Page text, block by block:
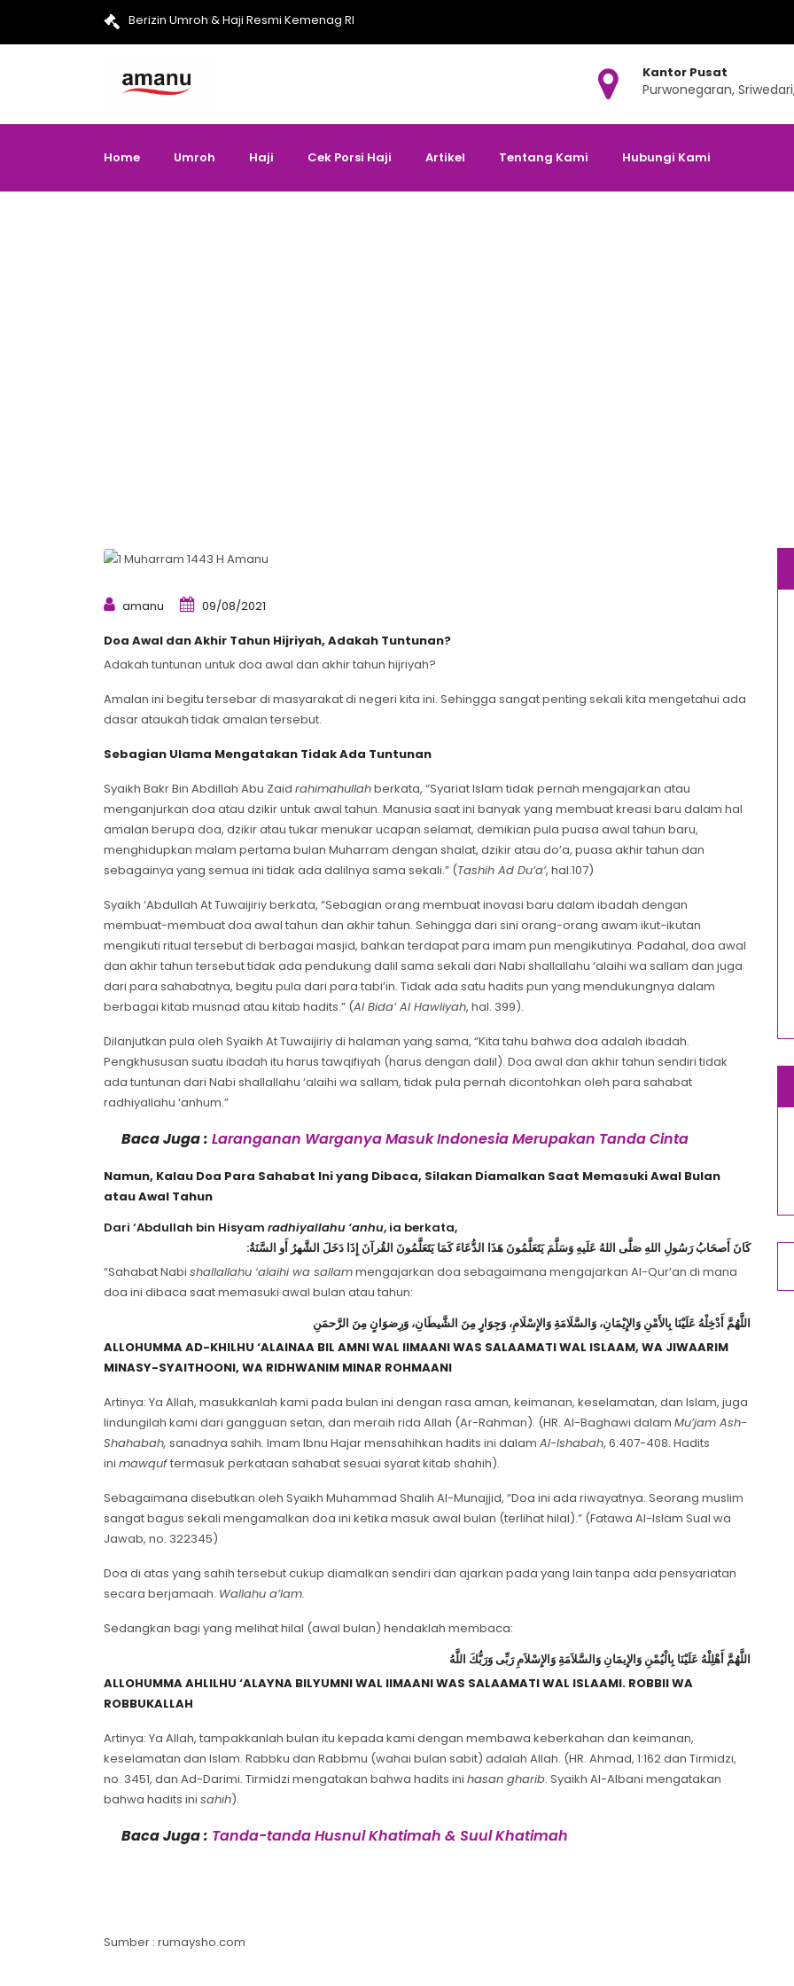
Berizin Umroh & Haji Resmi Kemenag RI
Kantor Pusat
Purwonegaran,
Home Umroh Haji Cek Porsi Haji Artikel Tentang Kami Hubungi Kami
amanu 09/08/2021
Doa Awal dan Akhir Tahun Hijriyah, Adakah Tuntunan?
Adakah tuntunan untuk doa awal dan akhir tahun hijriyah?
Amalan ini begitu tersebar di masyarakat di negeri kita ini. Sehingga sangat penting sekali kita mengetahui ada
dasar ataukah tidak amalan tersebut.
Sebagian Ulama Mengatakan Tidak Ada Tuntunan
Syaikh Bakr Bin Abdillah Abu Zaid rahimahullahberkata, “Syariat Islam tidak pernah mengajarkan atau
menganjurkan doa atau dzikir untuk awal tahun. Manusia saat ini banyak yang membuat kreasi baru dalam hal
amalan berupa doa, dzikir atau tukar menukar ucapan selamat, demikian pula puasa awal tahun baru,
menghidupkan malam pertama bulan Muharram dengan shalat, dzikir atau do’a, puasa akhir tahun dan
sebagainya yang semua ini tidak ada dalilnya sama sekali.” (Tashih Ad Du’a’, hal.107)
Syaikh ‘Abdullah At Tuwaijiriy berkata, “Sebagian orang membuat inovasi baru dalam ibadah dengan
membuat-membuat doa awal tahun dan akhir tahun. Sehingga dari sini orang-orang awam ikut-ikutan
mengikuti ritual tersebut di berbagai masjid, bahkan terdapat para imam pun mengikutinya. Padahal, doa awal
dan akhir tahun tersebut tidak ada pendukung dalil sama sekali dari Nabi shallallahu ‘alaihi wa sallam dan juga
dari para sahabatnya, begitu pula dari para tabi’in. Tidak ada satu hadits pun yang mendukungnya dalam
berbagai kitab musnad atau kitab hadits.” (Al Bida’ Al Hawliyah, hal. 399).
Dilanjutkan pula oleh Syaikh At Tuwaijiriy di halaman yang sama, “Kita tahu bahwa doa adalah ibadah.
Pengkhususan suatu ibadah itu harus tawqifiyah (harus dengan dalil). Doa awal dan akhir tahun sendiri tidak
ada tuntunan dari Nabi shallallahu ‘alaihi wa sallam, tidak pula pernah dicontohkan oleh para sahabat
radhiyallahu ‘anhum.”
Baca Juga : Laranganan Warganya Masuk Indonesia Merupakan Tanda Cinta
Namun, Kalau Doa Para Sahabat Ini yang Dibaca, Silakan Diamalkan Saat Memasuki Awal Bulan
atau Awal Tahun
Dari ‘Abdullah bin Hisyam radhiyallahu ‘anhu, ia berkata,
كَانَ أَصحَابُ رَسُولِ اللهِ صَلَّى اللهُ عَلَيهِ وَسَلَّمَ يَتَعَلَّمُونَ هَذَا الدُّعَاءَ كَمَا يَتَعَلَّمُونَ القُرآنَ إِذَا دَخَلَ الشَّهرُ أَو السَّنَةُ:
“Sahabat Nabi shallallahu ‘alaihi wa sallammengajarkan doa sebagaimana mengajarkan Al-Qur’an di mana
doa ini dibaca saat memasuki awal bulan atau tahun:
اللَّهُمَّ أَدْخِلْهُ عَلَيْنَا بِالأَمْنِ وَالإِيْمَانِ، وَالسَّلَامَةِ وَالإِسْلَامِ، وَجِوَارٍ مِنَ الشَّيطَانِ، وَرِضوَانٍ مِنَ الرَّحمَنِ
ALLOHUMMA AD-KHILHU ‘ALAINAA BIL AMNI WAL IIMAANI WAS SALAAMATI WAL ISLAAM, WA JIWAARIM
MINASY-SYAITHOONI, WA RIDHWANIM MINAR ROHMAANI
Artinya: Ya Allah, masukkanlah kami pada bulan ini dengan rasa aman, keimanan, keselamatan, dan Islam, juga
lindungilah kami dari gangguan setan, dan meraih rida Allah (Ar-Rahman). (HR. Al-Baghawi dalam Mu’jam Ash-
Shahabah, sanadnya sahih. Imam Ibnu Hajar mensahihkan hadits ini dalam Al-Ishabah, 6:407-408. Hadits
ini mawquftermasuk perkataan sahabat sesuai syarat kitab shahih).
Sebagaimana disebutkan oleh Syaikh Muhammad Shalih Al-Munajjid, “Doa ini ada riwayatnya. Seorang muslim
sangat bagus sekali mengamalkan doa ini ketika masuk awal bulan (terlihat hilal).” (Fatawa Al-Islam Sual wa
Jawab, no. 322345)
Doa di atas yang sahih tersebut cukup diamalkan sendiri dan ajarkan pada yang lain tanpa ada pensyariatan
secara berjamaah. Wallahu a’lam.
Sedangkan bagi yang melihat hilal (awal bulan) hendaklah membaca:
اللَّهُمَّ أَهْلِلْهُ عَلَيْنَا بِالْيُمْنِ وَالإِيمَانِ وَالسَّلاَمَةِ وَالإِسْلاَمِ رَبِّى وَرَبُّكَ اللَّهُ
ALLOHUMMA AHLILHU ‘ALAYNA BILYUMNI WAL IIMAANI WAS SALAAMATI WAL ISLAAMI. ROBBII WA
ROBBUKALLAH
Artinya: Ya Allah, tampakkanlah bulan itu kepada kami dengan membawa keberkahan dan keimanan,
keselamatan dan Islam. Rabbku dan Rabbmu (wahai bulan sabit) adalah Allah. (HR. Ahmad, 1:162 dan Tirmidzi,
no. 3451, dan Ad-Darimi. Tirmidzi mengatakan bahwa hadits ini hasan gharib. Syaikh Al-Albani mengatakan
bahwa hadits ini sahih).
Baca Juga : Tanda-tanda Husnul Khatimah & Suul Khatimah
Sumber : rumaysho.com